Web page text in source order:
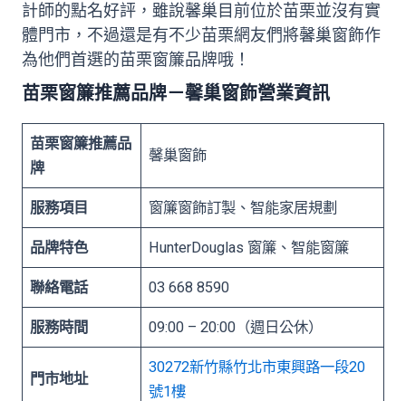
計師的點名好評，雖說馨巢目前位於苗栗並沒有實
體門市，不過還是有不少苗栗網友們將馨巢窗飾作
為他們首選的苗栗窗簾品牌哦！
苗栗窗簾推薦品牌－馨巢窗飾營業資訊
苗栗窗簾推薦品
牌
馨巢窗飾
服務項目 窗簾窗飾訂製、智能家居規劃
品牌特色 HunterDouglas 窗簾、智能窗簾
聯絡電話 03 668 8590
服務時間 09:00 – 20:00（週日公休）
門市地址
30272新竹縣竹北市東興路一段20
號1樓